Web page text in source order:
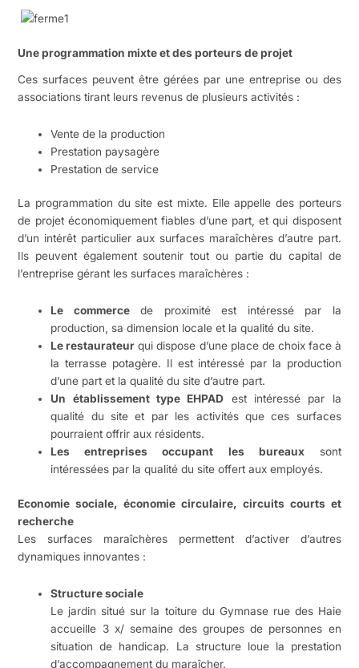
Une programmation mixte et des porteurs de projet
Ces surfaces peuvent être gérées par une entreprise ou des
associations tirant leurs revenus de plusieurs activités :
Vente de la production
Prestation paysagère
Prestation de service
La programmation du site est mixte. Elle appelle des porteurs
de projet économiquement fiables d’une part, et qui disposent
d’un intérêt particulier aux surfaces maraîchères d’autre part.
Ils peuvent également soutenir tout ou partie du capital de
l’entreprise gérant les surfaces maraîchères :
Le commercede proximité est intéressé par la
production, sa dimension locale et la qualité du site.
Le restaurateur qui dispose d’une place de choix face à
la terrasse potagère. Il est intéressé par la production
d’une part et la qualité du site d’autre part.
Un établissement type EHPAD est intéressé par la
qualité du site et par les activités que ces surfaces
pourraient offrir aux résidents.
Les entreprises occupant les bureauxsont
intéressées par la qualité du site offert aux employés.
Economie sociale, économie circulaire, circuits courts et
recherche
Les surfaces maraîchères permettent d’activer d’autres
dynamiques innovantes :
Structure sociale
Le jardin situé sur la toiture du Gymnase rue des Haie
accueille 3 x/ semaine des groupes de personnes en
situation de handicap. La structure loue la prestation
d’accompagnement du maraîcher.